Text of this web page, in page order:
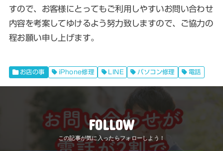
すので、お客様にとってもご利用しやすいお問い合わせ
内容を考案してゆけるよう努力致しますので、ご協力の
程お願い申し上げます。
お店の事 iPhone修理 LINE パソコン修理 電話
FOLLOW